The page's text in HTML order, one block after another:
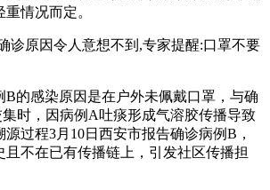
情况而定。
诊原因令人意想不到,专家提醒:口罩不要
B的感染原因是在户外未佩戴口罩，与确
时，因病例A吐痰形成气溶胶传播导致
过程3月10日西安市报告确诊病例B，
且不在已有传播链上，引发社区传播担